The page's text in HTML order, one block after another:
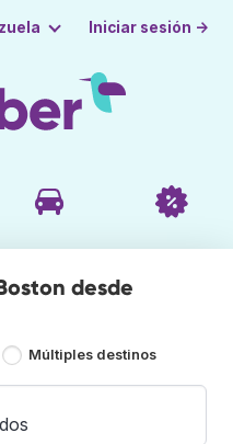
Iniciar sesión →
desde
Múltiples destinos